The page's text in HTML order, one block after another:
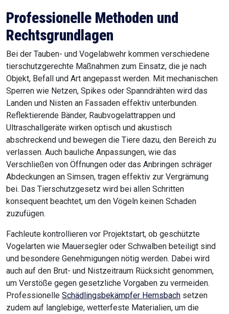
Professionelle Methoden und
Rechtsgrundlagen
Bei der Tauben- und Vogelabwehr kommen verschiedene
tierschutzgerechte Maßnahmen zum Einsatz, die je nach
Objekt, Befall und Art angepasst werden. Mit mechanischen
Sperren wie Netzen, Spikes oder Spanndrähten wird das
Landen und Nisten an Fassaden effektiv unterbunden.
Reflektierende Bänder, Raubvogelattrappen und
Ultraschallgeräte wirken optisch und akustisch
abschreckend und bewegen die Tiere dazu, den Bereich zu
verlassen. Auch bauliche Anpassungen, wie das
Verschließen von Öffnungen oder das Anbringen schräger
Abdeckungen an Simsen, tragen effektiv zur Vergrämung
bei. Das Tierschutzgesetz wird bei allen Schritten
konsequent beachtet, um den Vögeln keinen Schaden
zuzufügen.
Fachleute kontrollieren vor Projektstart, ob geschützte
Vogelarten wie Mauersegler oder Schwalben beteiligt sind
und besondere Genehmigungen nötig werden. Dabei wird
auch auf den Brut- und Nistzeitraum Rücksicht genommen,
um Verstöße gegen gesetzliche Vorgaben zu vermeiden.
Professionelle Schädlingsbekämpfer Hemsbach setzen
zudem auf langlebige, wetterfeste Materialien, um die